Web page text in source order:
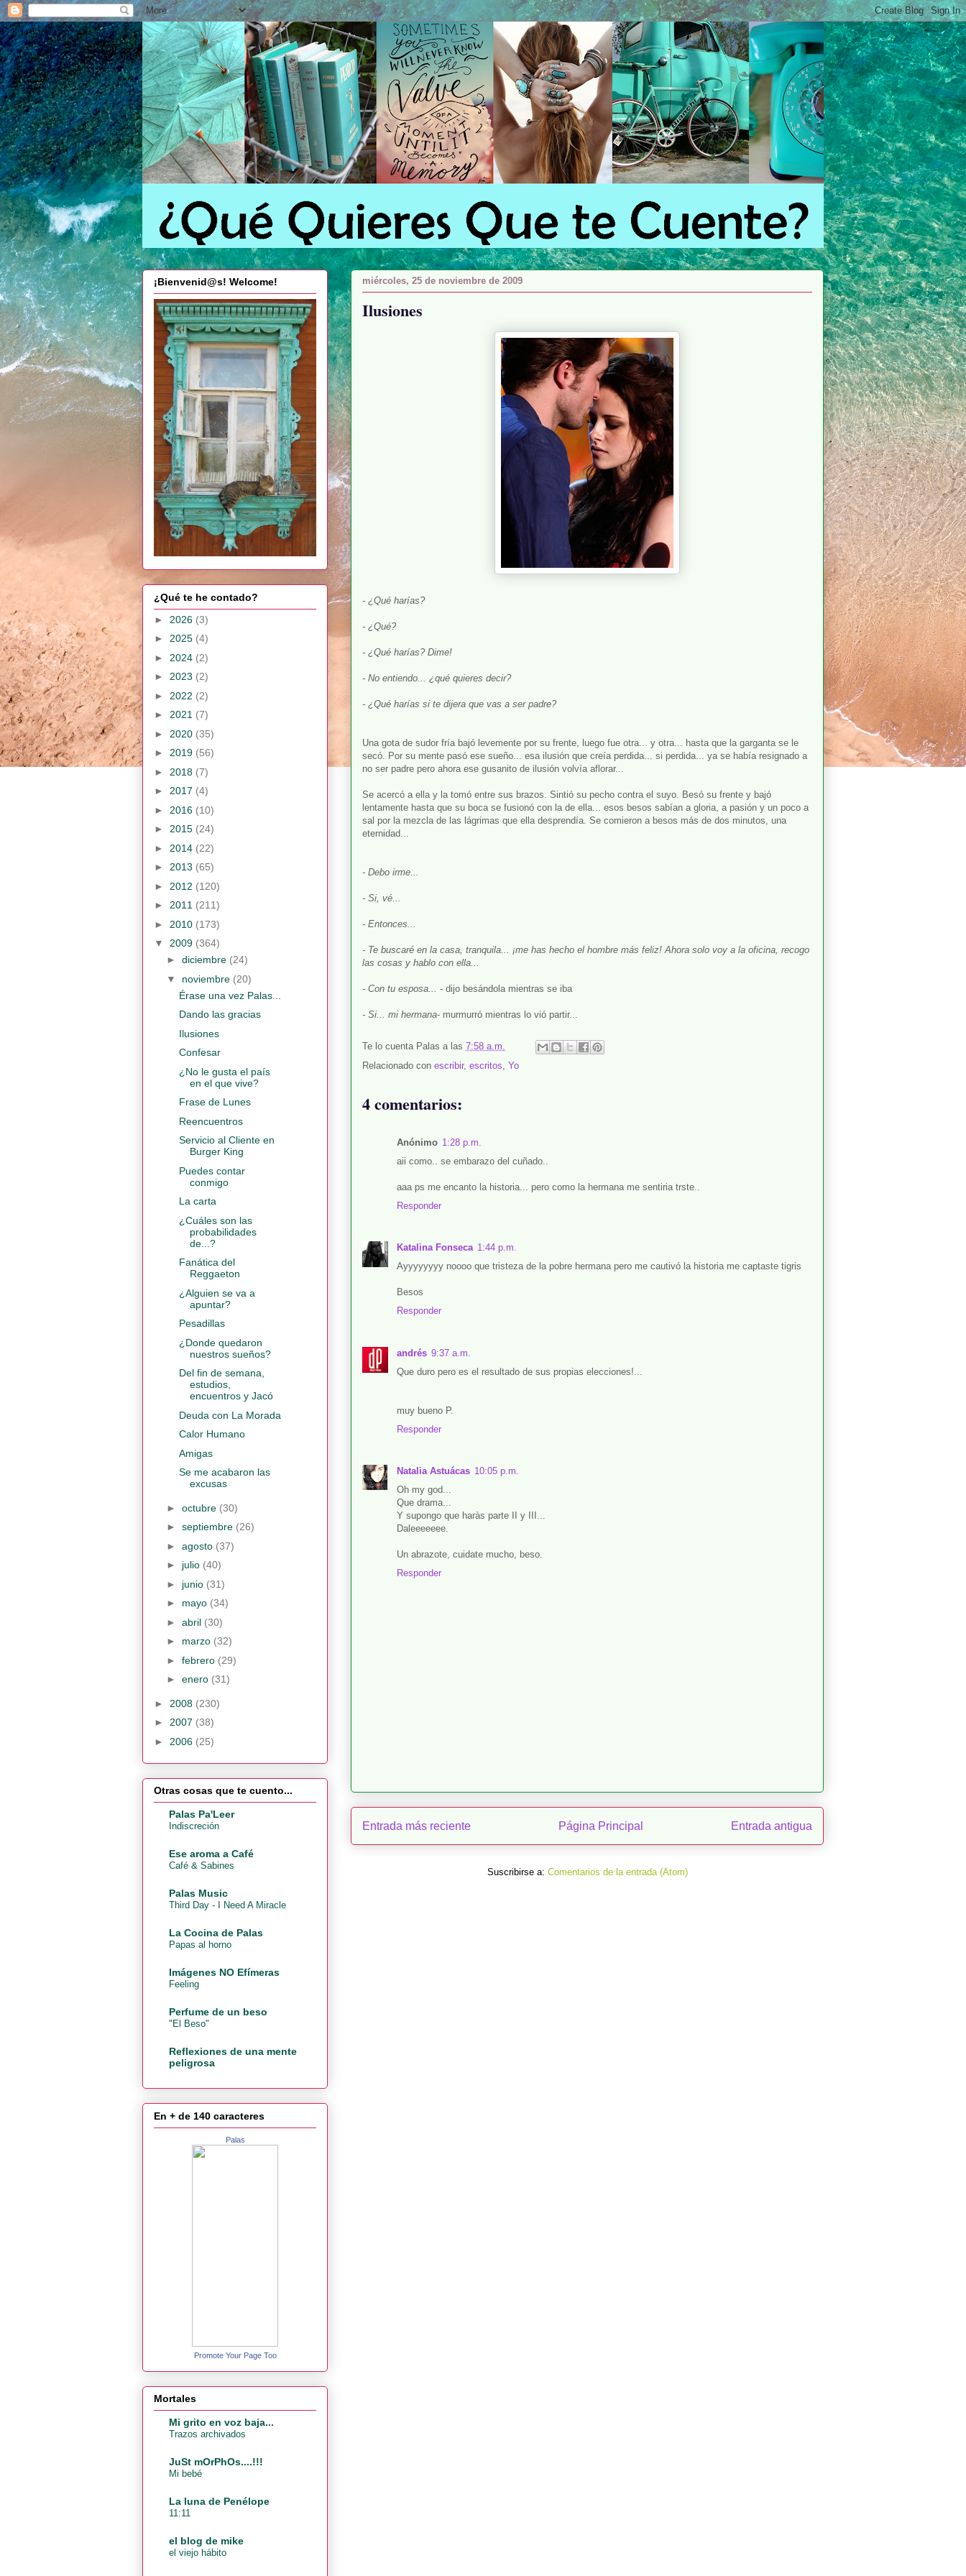
miércoles, 25 de noviembre de 2009
Ilusiones
- ¿Qué harías?
- ¿Qué?
- ¿Qué harías? Dime!
- No entiendo... ¿qué quieres decir?
- ¿Qué harías si te dijera que vas a ser padre?
Una gota de sudor fría bajó levemente por su frente, luego fue otra... y otra... hasta que la garganta se le
secó. Por su mente pasó ese sueño... esa ilusión que creía perdida... si perdida... ya se había resignado a
no ser padre pero ahora ese gusanito de ilusión volvía aflorar...
Se acercó a ella y la tomó entre sus brazos. Sintió su pecho contra el suyo. Besó su frente y bajó
lentamente hasta que su boca se fusionó con la de ella... esos besos sabían a gloria, a pasión y un poco a
sal por la mezcla de las lágrimas que ella desprendía. Se comieron a besos más de dos minutos, una
eternidad...
- Debo irme...
- Si, vé...
- Entonces...
- Te buscaré en la casa, tranquila... ¡me has hecho el hombre más feliz! Ahora solo voy a la oficina, recogo
las cosas y hablo con ella...
- Con tu esposa... - dijo besándola mientras se iba
- Si... mi hermana- murmurró mientras lo vió partir...
Te lo cuenta Palas a las 7:58 a.m.
Relacionado con escribir, escritos, Yo
4 comentarios:
Anónimo 1:28 p.m.
aii como.. se embarazo del cuñado..
aaa ps me encanto la historia... pero como la hermana me sentiria trste..
Responder
Katalina Fonseca 1:44 p.m.
Ayyyyyyyy noooo que tristeza de la pobre hermana pero me cautivó la historia me captaste tigris
Besos
Responder
andrés 9:37 a.m.
Que duro pero es el resultado de sus propias elecciones!...
muy bueno P.
Responder
Natalia Astuácas 10:05 p.m.
Oh my god...
Que drama...
Y supongo que haràs parte II y III...
Daleeeeeee.
Un abrazote, cuidate mucho, beso.
Responder
Entrada más reciente Entrada antigua
Página Principal
Suscribirse a: Comentarios de la entrada (Atom)
¡Bienvenid@s! Welcome!
¿Qué te he contado?
► 2026 (3)
► 2025 (4)
► 2024 (2)
► 2023 (2)
► 2022 (2)
► 2021 (7)
► 2020 (35)
► 2019 (56)
► 2018 (7)
► 2017 (4)
► 2016 (10)
► 2015 (24)
► 2014 (22)
► 2013 (65)
► 2012 (120)
► 2011 (211)
► 2010 (173)
▼ 2009 (364)
► diciembre (24)
▼ noviembre (20)
Érase una vez Palas...
Dando las gracias
Ilusiones
Confesar
¿No le gusta el país
en el que vive?
Frase de Lunes
Reencuentros
Servicio al Cliente en
Burger King
Puedes contar
conmigo
La carta
¿Cuáles son las
probabilidades
de...?
Fanática del
Reggaeton
¿Alguien se va a
apuntar?
Pesadillas
¿Donde quedaron
nuestros sueños?
Del fin de semana,
estudios,
encuentros y Jacó
Deuda con La Morada
Calor Humano
Amigas
Se me acabaron las
excusas
► octubre (30)
► septiembre (26)
► agosto (37)
► julio (40)
► junio (31)
► mayo (34)
► abril (30)
► marzo (32)
► febrero (29)
► enero (31)
► 2008 (230)
► 2007 (38)
► 2006 (25)
Otras cosas que te cuento...
Palas Pa'Leer
Indiscreción
Ese aroma a Café
Café & Sabines
Palas Music
Third Day - I Need A Miracle
La Cocina de Palas
Papas al horno
Imágenes NO Efímeras
Feeling
Perfume de un beso
"El Beso"
Reflexiones de una mente
peligrosa
En + de 140 caracteres
Palas
Promote Your Page Too
Mortales
Mi grito en voz baja...
Trazos archivados
JuSt mOrPhOs....!!!
Mi bebé
La luna de Penélope
11:11
el blog de mike
el viejo hábito